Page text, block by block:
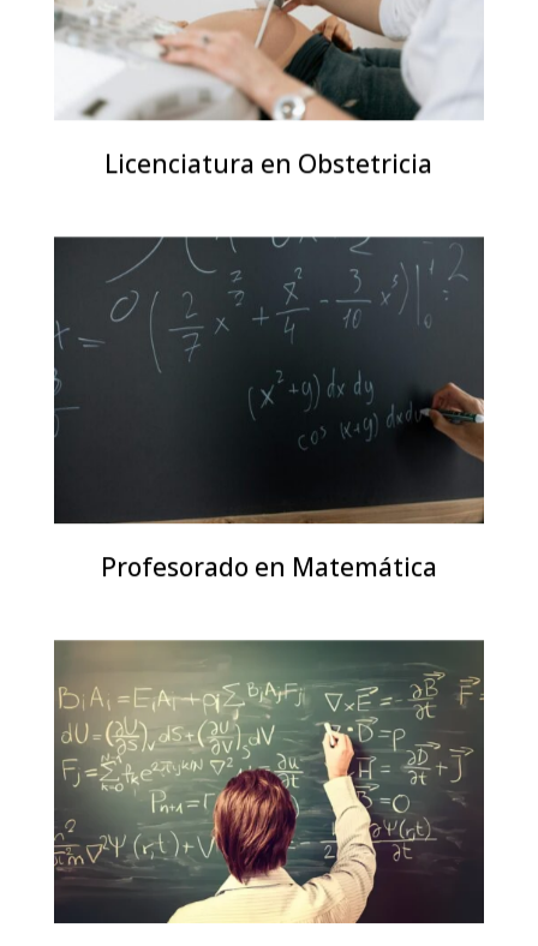
Licenciatura en Obstetricia
Profesorado en Matemática